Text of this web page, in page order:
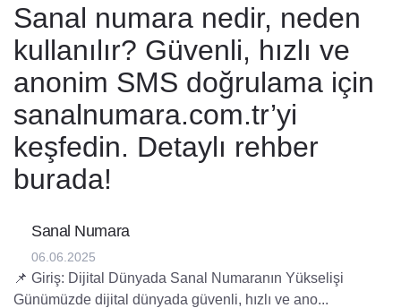
Sanal numara nedir, neden
kullanılır? Güvenli, hızlı ve
anonim SMS doğrulama için
sanalnumara.com.tr’yi
keşfedin. Detaylı rehber
burada! ‎
Sanal Numara
06.06.2025
📌 Giriş: Dijital Dünyada Sanal Numaranın Yükselişi ‎
‎Günümüzde dijital dünyada güvenli, hızlı ve ano...